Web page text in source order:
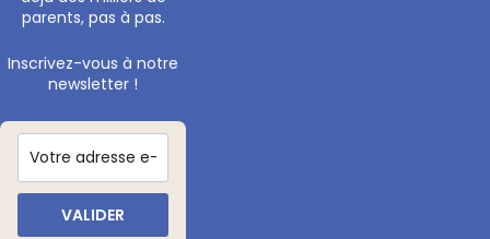
parents, pas à pas.
Inscrivez-vous à notre
newsletter !
VALIDER